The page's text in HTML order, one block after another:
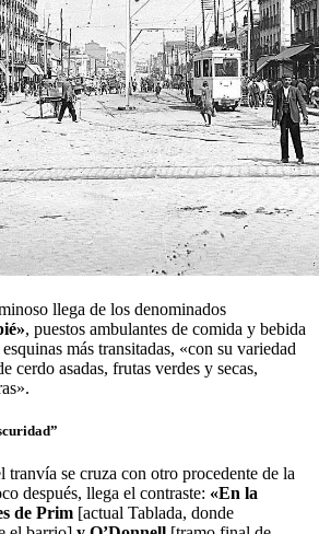
llega de los denominados
, puestos ambulantes de comida y bebida
más transitadas, «con su variedad
cerdo asadas, frutas verdes y secas,
tranvía se cruza con otro procedente de la
después, llega el contraste: «En la
de Prim [actual Tablada, donde